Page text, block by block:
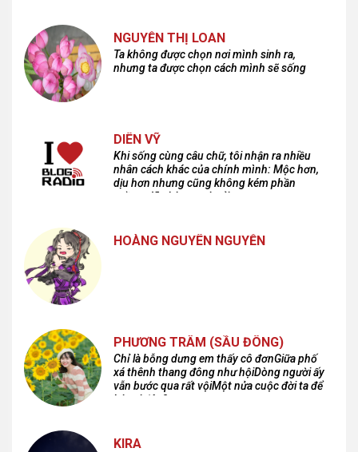
NGUYỄN THỊ LOAN
Ta không được chọn nơi mình sinh ra,
nhưng ta được chọn cách mình sẽ sống
DIÊN VỸ
Khi sống cùng câu chữ, tôi nhận ra nhiều
nhân cách khác của chính mình: Mộc hơn,
dịu hơn nhưng cũng không kém phần
cuồng dã và hoang hoải...
HOÀNG NGUYÊN NGUYỄN
PHƯƠNG TRÂM (SẦU ĐÔNG)
Chỉ là bỗng dưng em thấy cô đơnGiữa phố
xá thênh thang đông như hộiDòng người ấy
vẫn bước qua rất vộiMột nửa cuộc đời ta để
lại nơi đâu?
KIRA